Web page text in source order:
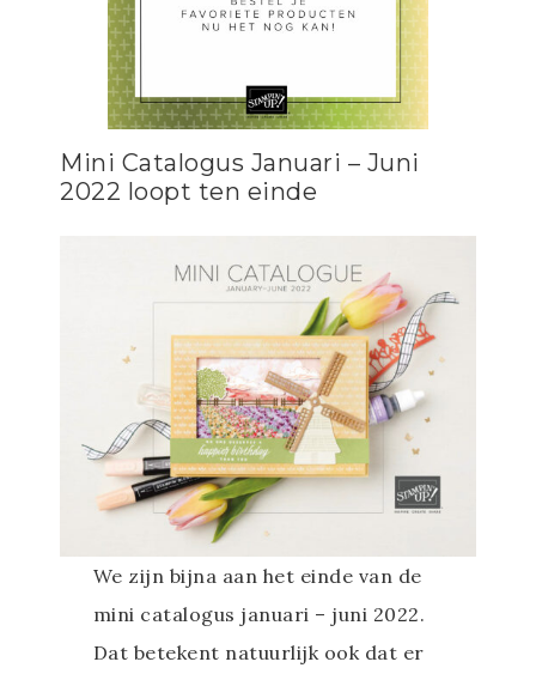
Mini Catalogus Januari – Juni
2022 loopt ten einde
We zijn bijna aan het einde van de
mini catalogus januari – juni 2022.
Dat betekent natuurlijk ook dat er